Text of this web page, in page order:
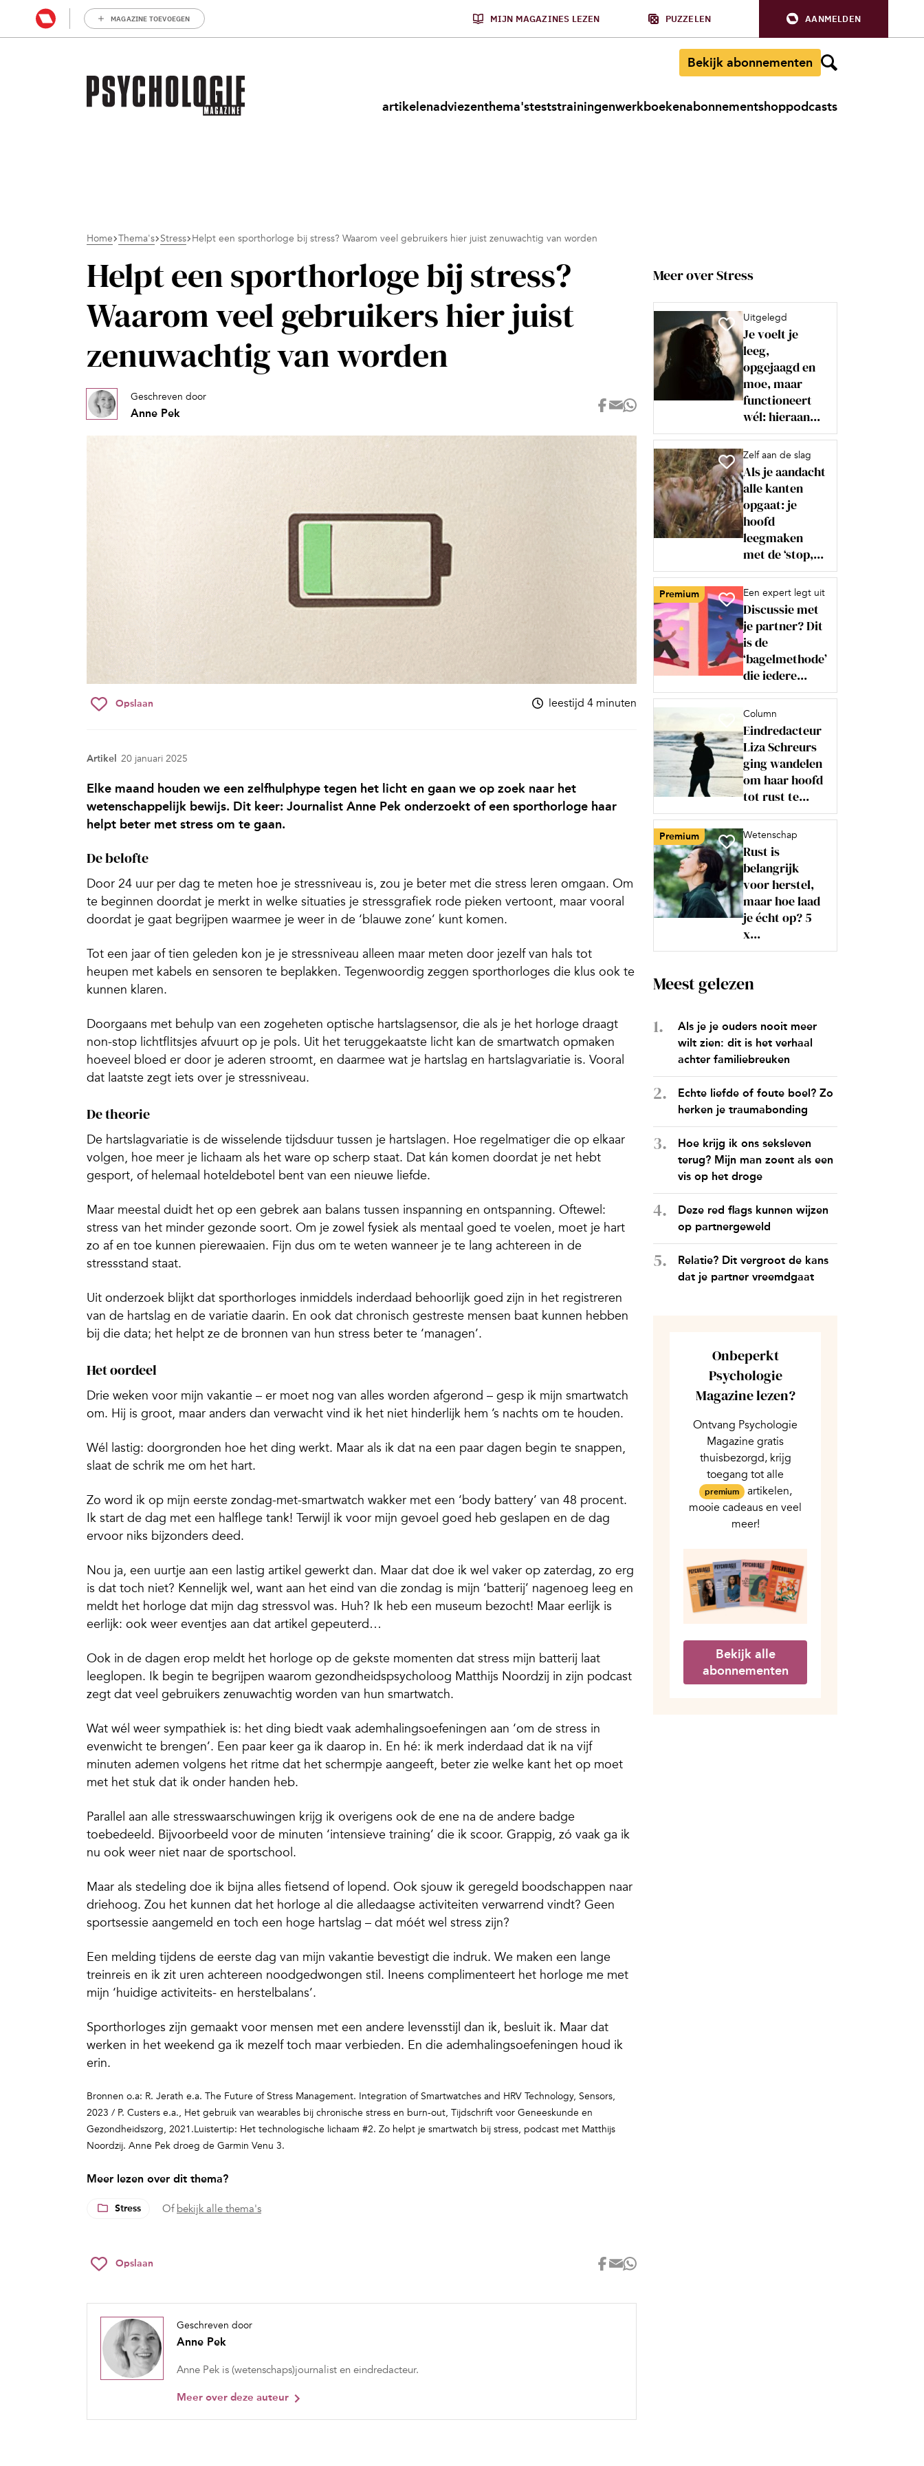
MAGAZINE TOEVOEGEN MIJN MAGAZINES LEZEN PUZZELEN AANMELDEN
Bekijk abonnementen
artikelenadviezenthema'steststrainingenwerkboekenabonnementshoppodcasts
Home Thema's Stress Helpt een sporthorloge bij stress? Waarom veel gebruikers hier juist zenuwachtig van worden
Helpt een sporthorloge bij stress?
Waarom veel gebruikers hier juist
zenuwachtig van worden
Geschreven door
Anne Pek
Opslaan leestijd 4 minuten
Artikel 20 januari 2025
Elke maand houden we een zelfhulphype tegen het licht en gaan we op zoek naar het
wetenschappelijk bewijs. Dit keer: Journalist Anne Pek onderzoekt of een sporthorloge haar
helpt beter met stress om te gaan.
De belofte
Door 24 uur per dag te meten hoe je stressniveau is, zou je beter met die stress leren omgaan. Om
te beginnen doordat je merkt in welke situaties je stressgrafiek rode pieken vertoont, maar vooral
doordat je gaat begrijpen waarmee je weer in de ‘blauwe zone’ kunt komen.
Tot een jaar of tien geleden kon je je stressniveau alleen maar meten door jezelf van hals tot
heupen met kabels en sensoren te beplakken. Tegenwoordig zeggen sporthorloges die klus ook te
kunnen klaren.
Doorgaans met behulp van een zogeheten optische hartslagsensor, die als je het horloge draagt
non-stop lichtflitsjes afvuurt op je pols. Uit het teruggekaatste licht kan de smartwatch opmaken
hoeveel bloed er door je aderen stroomt, en daarmee wat je hartslag en hartslagvariatie is. Vooral
dat laatste zegt iets over je stressniveau.
De theorie
De hartslagvariatie is de wisselende tijdsduur tussen je hartslagen. Hoe regelmatiger die op elkaar
volgen, hoe meer je lichaam als het ware op scherp staat. Dat kán komen doordat je net hebt
gesport, of helemaal hoteldebotel bent van een nieuwe liefde.
Maar meestal duidt het op een gebrek aan balans tussen inspanning en ontspanning. Oftewel:
stress van het minder gezonde soort. Om je zowel fysiek als mentaal goed te voelen, moet je hart
zo af en toe kunnen pierewaaien. Fijn dus om te weten wanneer je te lang achtereen in de
stressstand staat.
Uit onderzoek blijkt dat sporthorloges inmiddels inderdaad behoorlijk goed zijn in het registreren
van de hartslag en de variatie daarin. En ook dat chronisch gestreste mensen baat kunnen hebben
bij die data; het helpt ze de bronnen van hun stress beter te ‘managen’.
Het oordeel
Drie weken voor mijn vakantie – er moet nog van alles worden afgerond – gesp ik mijn smartwatch
om. Hij is groot, maar anders dan verwacht vind ik het niet hinderlijk hem ’s nachts om te houden.
Wél lastig: doorgronden hoe het ding werkt. Maar als ik dat na een paar dagen begin te snappen,
slaat de schrik me om het hart.
Zo word ik op mijn eerste zondag-met-smartwatch wakker met een ‘body battery’ van 48 procent.
Ik start de dag met een halflege tank! Terwijl ik voor mijn gevoel goed heb geslapen en de dag
ervoor niks bijzonders deed.
Nou ja, een uurtje aan een lastig artikel gewerkt dan. Maar dat doe ik wel vaker op zaterdag, zo erg
is dat toch niet? Kennelijk wel, want aan het eind van die zondag is mijn ‘batterij’ nagenoeg leeg en
meldt het horloge dat mijn dag stressvol was. Huh? Ik heb een museum bezocht! Maar eerlijk is
eerlijk: ook weer eventjes aan dat artikel gepeuterd…
Ook in de dagen erop meldt het horloge op de gekste momenten dat stress mijn batterij laat
leeglopen. Ik begin te begrijpen waarom gezondheidspsycholoog Matthijs Noordzij in zijn podcast
zegt dat veel gebruikers zenuwachtig worden van hun smartwatch.
Wat wél weer sympathiek is: het ding biedt vaak ademhalingsoefeningen aan ‘om de stress in
evenwicht te brengen’. Een paar keer ga ik daarop in. En hé: ik merk inderdaad dat ik na vijf
minuten ademen volgens het ritme dat het schermpje aangeeft, beter zie welke kant het op moet
met het stuk dat ik onder handen heb.
Parallel aan alle stresswaarschuwingen krijg ik overigens ook de ene na de andere badge
toebedeeld. Bijvoorbeeld voor de minuten ‘intensieve training’ die ik scoor. Grappig, zó vaak ga ik
nu ook weer niet naar de sportschool.
Maar als stedeling doe ik bijna alles fietsend of lopend. Ook sjouw ik geregeld boodschappen naar
driehoog. Zou het kunnen dat het horloge al die alledaagse activiteiten verwarrend vindt? Geen
sportsessie aangemeld en toch een hoge hartslag – dat móét wel stress zijn?
Een melding tijdens de eerste dag van mijn vakantie bevestigt die indruk. We maken een lange
treinreis en ik zit uren achtereen noodgedwongen stil. Ineens complimenteert het horloge me met
mijn ‘huidige activiteits- en herstelbalans’.
Sporthorloges zijn gemaakt voor mensen met een andere levensstijl dan ik, besluit ik. Maar dat
werken in het weekend ga ik mezelf toch maar verbieden. En die ademhalingsoefeningen houd ik
erin.
Bronnen o.a: R. Jerath e.a. The Future of Stress Management. Integration of Smartwatches and HRV Technology, Sensors,
2023 / P. Custers e.a., Het gebruik van wearables bij chronische stress en burn-out, Tijdschrift voor Geneeskunde en
Gezondheidszorg, 2021.Luistertip: Het technologische lichaam #2. Zo helpt je smartwatch bij stress, podcast met Matthijs
Noordzij. Anne Pek droeg de Garmin Venu 3.
Meer lezen over dit thema?
Stress Of bekijk alle thema's
Opslaan
Geschreven door
Anne Pek
Anne Pek is (wetenschaps)journalist en eindredacteur.
Meer over deze auteur
Meer over Stress
Uitgelegd
Je voelt je
leeg,
opgejaagd en
moe, maar
functioneert
wél: hieraan...
Zelf aan de slag
Als je aandacht
alle kanten
opgaat: je
hoofd
leegmaken
met de ‘stop,...
Premium Een expert legt uit
Discussie met
je partner? Dit
is de
‘bagelmethode’
die iedere...
Column
Eindredacteur
Liza Schreurs
ging wandelen
om haar hoofd
tot rust te...
Premium Wetenschap
Rust is
belangrijk
voor herstel,
maar hoe laad
je écht op? 5
x...
Meest gelezen
Als je je ouders nooit meer
wilt zien: dit is het verhaal
achter familiebreuken
Echte liefde of foute boel? Zo
herken je traumabonding
Hoe krijg ik ons seksleven
terug? Mijn man zoent als een
vis op het droge
Deze red flags kunnen wijzen
op partnergeweld
Relatie? Dit vergroot de kans
dat je partner vreemdgaat
Onbeperkt
Psychologie
Magazine lezen?
Ontvang Psychologie
Magazine gratis
thuisbezorgd, krijg
toegang tot alle
premium artikelen,
mooie cadeaus en veel
meer!
Bekijk alle
abonnementen